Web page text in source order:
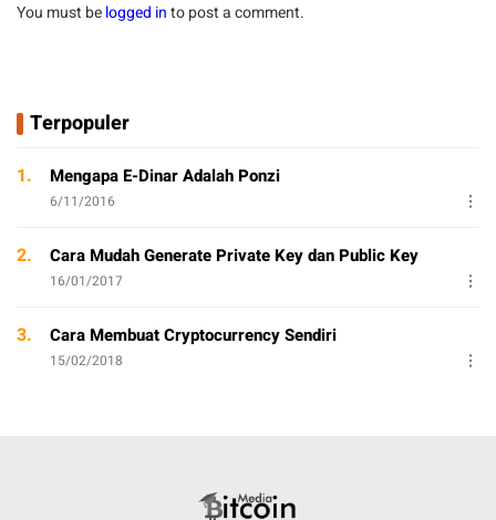
You must belogged into post a comment.
Terpopuler
1. Mengapa E-Dinar Adalah Ponzi
6/11/2016
2. Cara Mudah Generate Private Key dan Public Key
16/01/2017
3. Cara Membuat Cryptocurrency Sendiri
15/02/2018